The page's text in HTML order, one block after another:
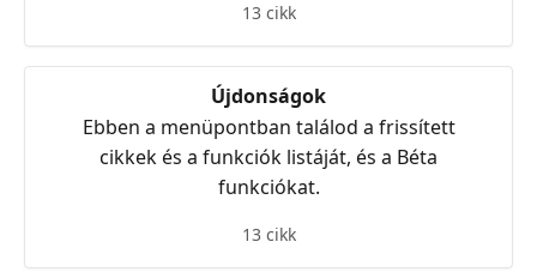
felvételei.
13 cikk
Újdonságok
Ebben a menüpontban találod a frissített
cikkek és a funkciók listáját, és a Béta
funkciókat.
13 cikk